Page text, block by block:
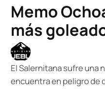
Memo
más
El Salernitana sufre una
encuentra en peligro de